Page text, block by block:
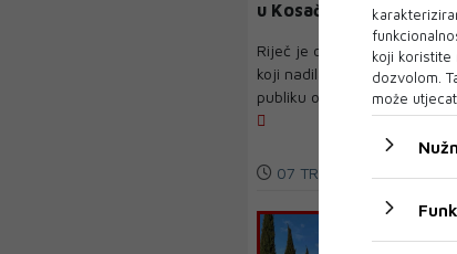
u Kosači
Riječ je o posebnom
koji nadilazi klasični koncert
publiku očekuje večer
07 TRA 2026
koji koristite
dozvolom.
može